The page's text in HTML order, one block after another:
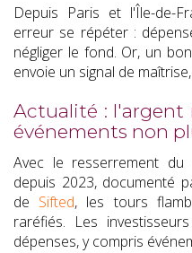
Depuis Paris et l'Île-de-
erreur se répéter :
négliger le fond. Or, un bon
envoie un signal de
Actualité : l'argent
événements non
Avec le resserrement
depuis 2023, documenté
de Sifted, les tours
raréfiés. Les
dépenses, y compris